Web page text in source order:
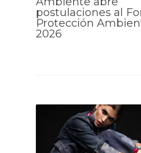
postulaciones al
Protección
2026